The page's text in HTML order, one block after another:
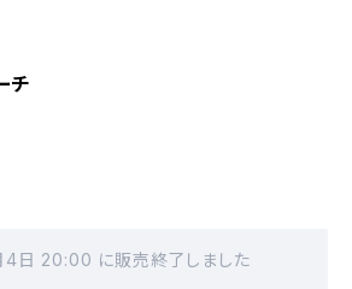
チ
日 20:00 に販売終了しました